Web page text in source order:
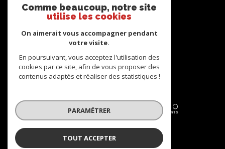
Politique RGPD
Cookies
© 2026 | Tous droits réservés
Réalisé par
Comme beaucoup, notre site
utilise les cookies
On aimerait vous accompagner pendant
votre visite.
En poursuivant, vous acceptez l'utilisation des
cookies par ce site, afin de vous proposer des
contenus adaptés et réaliser des statistiques !
PARAMÉTRER
TOUT ACCEPTER